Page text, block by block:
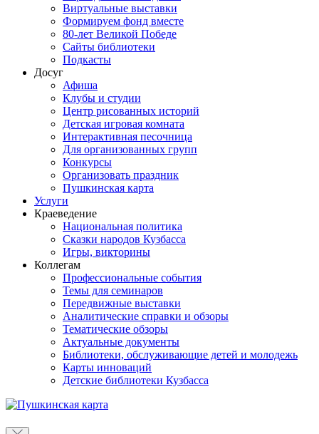
Виртуальные выставки
Формируем фонд вместе
80-лет Великой Победе
Сайты библиотеки
Подкасты
Досуг
Афиша
Клубы и студии
Центр рисованных историй
Детская игровая комната
Интерактивная песочница
Для организованных групп
Конкурсы
Организовать праздник
Пушкинская карта
Услуги
Краеведение
Национальная политика
Сказки народов Кузбасса
Игры, викторины
Коллегам
Профессиональные события
Темы для семинаров
Передвижные выставки
Аналитические справки и обзоры
Тематические обзоры
Актуальные документы
Библиотеки, обслуживающие детей и молодежь
Карты инноваций
Детские библиотеки Кузбасса